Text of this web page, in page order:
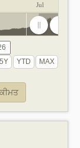
Jul
2025